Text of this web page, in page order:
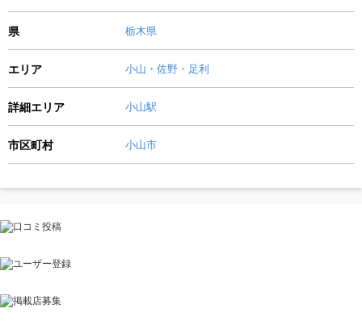
県 栃木県
エリア 小山・佐野・足利
詳細エリア 小山駅
市区町村 小山市